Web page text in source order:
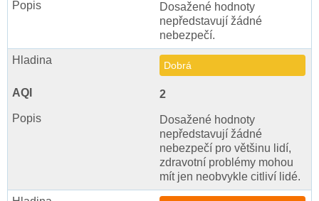
Dosažené hodnoty
nepředstavují žádné
nebezpečí.
Dobrá
2
Dosažené hodnoty
nepředstavují žádné
nebezpečí pro většinu lidí,
zdravotní problémy mohou
mít jen neobvykle citliví lidé.